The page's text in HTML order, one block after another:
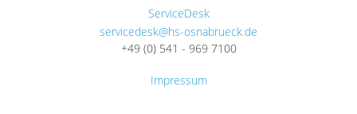
ServiceDesk
servicedesk@hs-osnabrueck.de
+49 (0) 541 - 969 7100
Impressum